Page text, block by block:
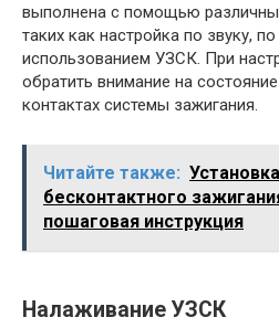
выполнена с помощью
таких как настройка по звуку,
использованием УЗСК. При
обратить внимание на
контактах системы зажигания.
Читайте также:
бесконтактного
пошаговая инструкция
Налаживание УЗСК